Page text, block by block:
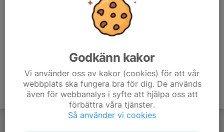
Godkänn kakor
Vi använder oss av kakor (cookies) för att vår
webbplats ska fungera bra för dig. De används
även för webbanalys i syfte att hjälpa oss att
förbättra våra tjänster.
Så använder vi cookies